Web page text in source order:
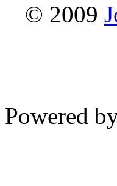
© 2009
Powered